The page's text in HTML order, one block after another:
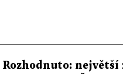
Rozhodnuto: největší